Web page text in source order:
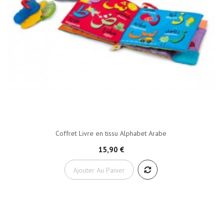
Coffret Livre en tissu Alphabet Arabe
15,90 €
Ajouter Au Panier